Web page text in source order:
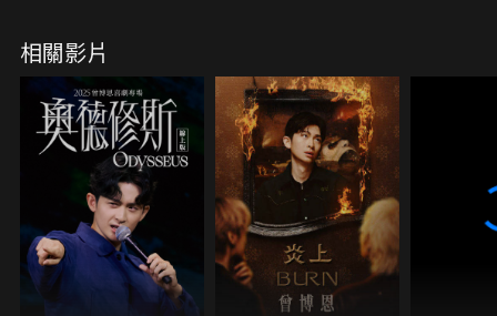
相關影片